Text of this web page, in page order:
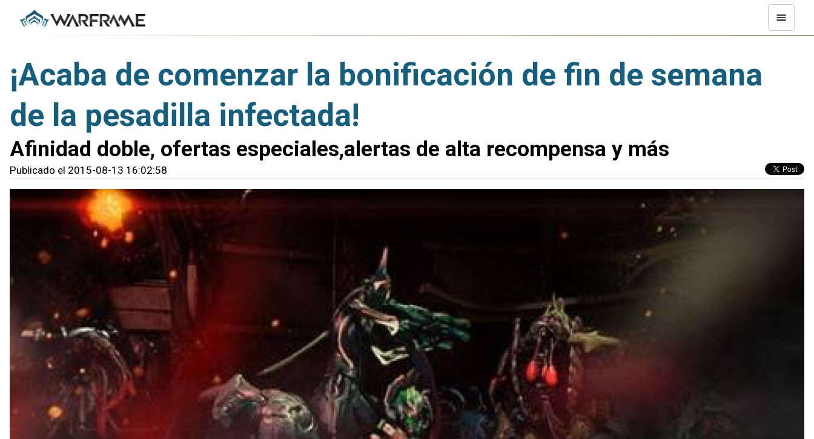
¡Acaba de comenzar la bonificación de fin de semana
de la pesadilla infectada!
Afinidad doble, ofertas especiales,alertas de alta recompensa y más
Publicado el 2015-08-13 16:02:58